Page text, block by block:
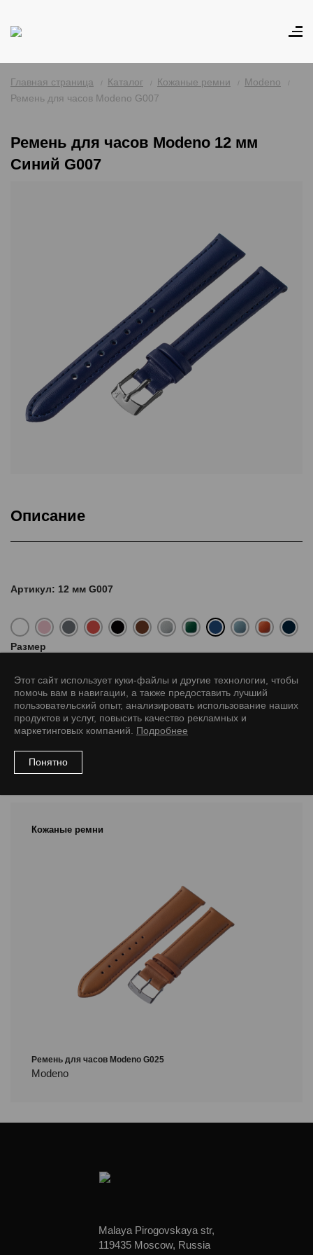
Главная страница Каталог Кожаные ремни
Modeno
Ремень для часов Modeno G007
Ремень для часов Modeno 12 мм
Синий G007
Описание
Артикул: 12 мм G007
Размер
22/20 L
24/22 L
Рекомендуемые товары
Кожаные ремни
Ремень для часов Modeno G025
Modeno
Этот сайт использует куки-файлы и другие технологии, чтобы
помочь вам в навигации, а также предоставить лучший
пользовательский опыт, анализировать использование наших
продуктов и услуг, повысить качество рекламных и
маркетинговых компаний. Подробнее
Понятно
Malaya Pirogovskaya str,
119435 Moscow, Russia